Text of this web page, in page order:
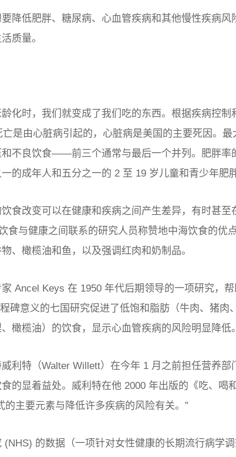
降低肥胖、糖尿病、心血管疾病和其他慢性疾病风
质量。
化时，我们就变成了我们吃的东西。根据疾病控制
是由心脏病引起的，心脏病是美国的主要死因。最
不良饮食——前三个通常与最后一个并列。肥胖率
的成年人和五分之一的 2 至 19 岁儿童和青少年肥胖
食改变可以在健康和疾病之间产生差异，有时甚至
食与健康之间联系的研究人员称赞地中海饮食的优
、橄榄油和鱼，以及强调红肉和奶制品。
Ancel Keys 在 1950 年代后期领导的一项研究，
碑意义的七国研究促进了低饱和脂肪（牛肉、猪肉
橄榄油）的饮食，显示心血管疾病的风险明显降低。
利特（Walter Willett）在今年 1 月之前担任营养部
的显着益处。威利特在他 2000 年出版的《吃、喝
的主要元素与降低许多疾病的风险有关。”
的数据（一项针对女性健康的长期流行病学